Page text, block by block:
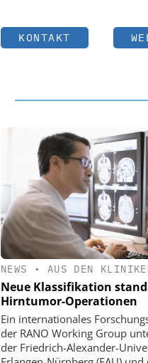
KONTAKT
NEWS • AUS DEN
Neue Klassifikation
Hirntumor-Operationen
Ein internationales
der RANO Working Group
der Friedrich-Alexander-